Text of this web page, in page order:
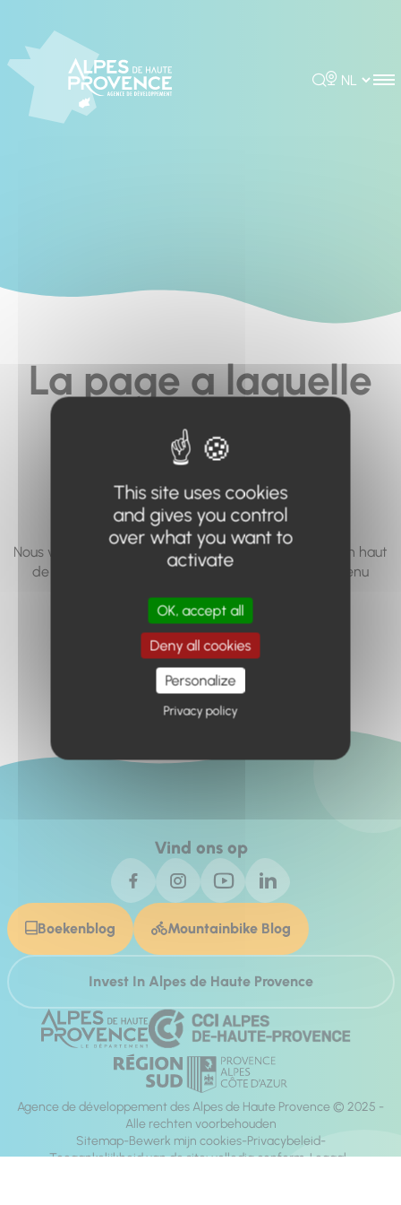
Rechercher
Choisir la
La page a laquelle
vous cherchez à
accéder n'existe
pas... ou plus.
Nous vous invitons à utiliser le moteur de recherche en haut
de page, ou à utiliser le menu pour trouver le contenu
Retour à l'accueil
Vind ons op
Boekenblog Mountainbike Blog
Invest In Alpes de Haute Provence
Agence de développement des Alpes de Haute Provence © 2025 -
Alle rechten voorbehouden
Sitemap Bewerk mijn cookies Privacybeleid
Toegankelijkheid van de site: volledig conform Legaal
This site uses cookies
and gives you control
over what you want to
activate
OK, accept all
Deny all cookies
Personalize
Privacy policy